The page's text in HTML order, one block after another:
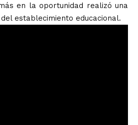
en la oportunidad realizó una
establecimiento educacional.